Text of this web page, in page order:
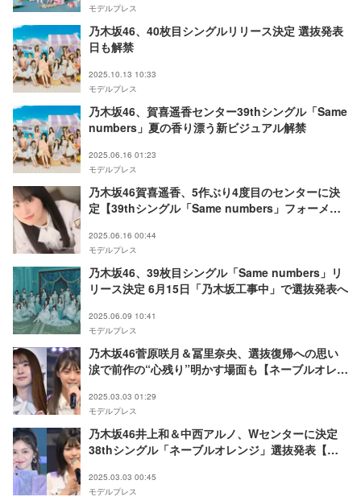
モデルプレス
乃木坂46、40枚目シングルリリース決定 選抜発表
日も解禁
2025.10.13 10:33
モデルプレス
乃木坂46、賀喜遥香センター39thシングル「Same
numbers」夏の香り漂う新ビジュアル解禁
2025.06.16 01:23
モデルプレス
乃木坂46賀喜遥香、5作ぶり4度目のセンターに決
定【39thシングル「Same numbers」フォーメー
2025.06.16 00:44
モデルプレス
乃木坂46、39枚目シングル「Same numbers」リ
リース決定 6月15日「乃木坂工事中」で選抜発表へ
2025.06.09 10:41
モデルプレス
乃木坂46菅原咲月＆冨里奈央、選抜復帰への思い
涙で前作の“心残り”明かす場面も【ネーブルオレン
2025.03.03 01:29
モデルプレス
乃木坂46井上和＆中西アルノ、Wセンターに決定
38thシングル「ネーブルオレンジ」選抜発表【フ
2025.03.03 00:45
モデルプレス